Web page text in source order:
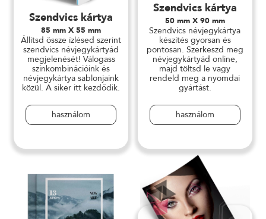
Szendvics kártya
85 mm X 55 mm
Állítsd össze ízlésed szerint
szendvics névjegykártyád
megjelenését! Válogass
színkombinációink és
névjegykártya sablonjaink
közül. A siker itt kezdődik.
használom
Szendvics kártya
50 mm X 90 mm
Szendvics névjegykártya
készítés gyorsan és
pontosan. Szerkeszd meg
névjegykártyád online,
majd töltsd le vagy
rendeld meg a nyomdai
gyártást.
használom